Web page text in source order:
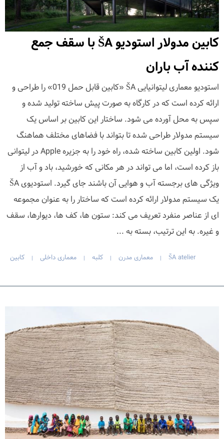
کابین مدولار استودیو ŠA با سقف جمع
کننده آب باران
استودیو معماری لیتوانیایی ŠA «کابین قابل حمل 019» را طراحی و
ارائه کرده است که در کارگاه به صورت پیش ساخته تولید شده و
سپس به محل آورده می شود. ساختار این کابین بر اساس یک
سیستم مدولار طراحی شده تا بتواند با فضاهای مختلف هماهنگ
شود. اولین کابین ساخته شده، راه خود را به جزیره Apple در لیتوانی
باز کرده است، اما می تواند در هر مکانی که خورشید، باد و آب از
ویژگی های برجسته آب و هوایی آن باشند جای گیرد. استودیوی ŠA
یک سیستم مدولار ارائه کرده است که ساختار را به عنوان مجموعه
ای از عناصر منفرد تعریف می کند: ستون ها، کف ها، دیوارها، سقف
و غیره. به این ترتیب، بسته به ...
ŠA atelier
| معماری مدرن | کلبه | معماری داخلی | کابین